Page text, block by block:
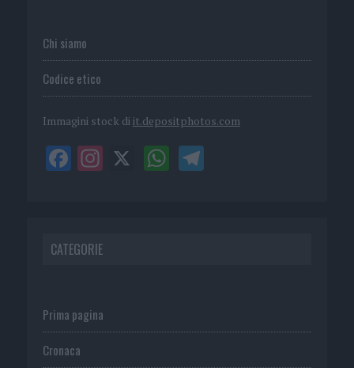
Chi siamo
Codice etico
Immagini stock di it.depositphotos.com
CATEGORIE
Prima pagina
Cronaca